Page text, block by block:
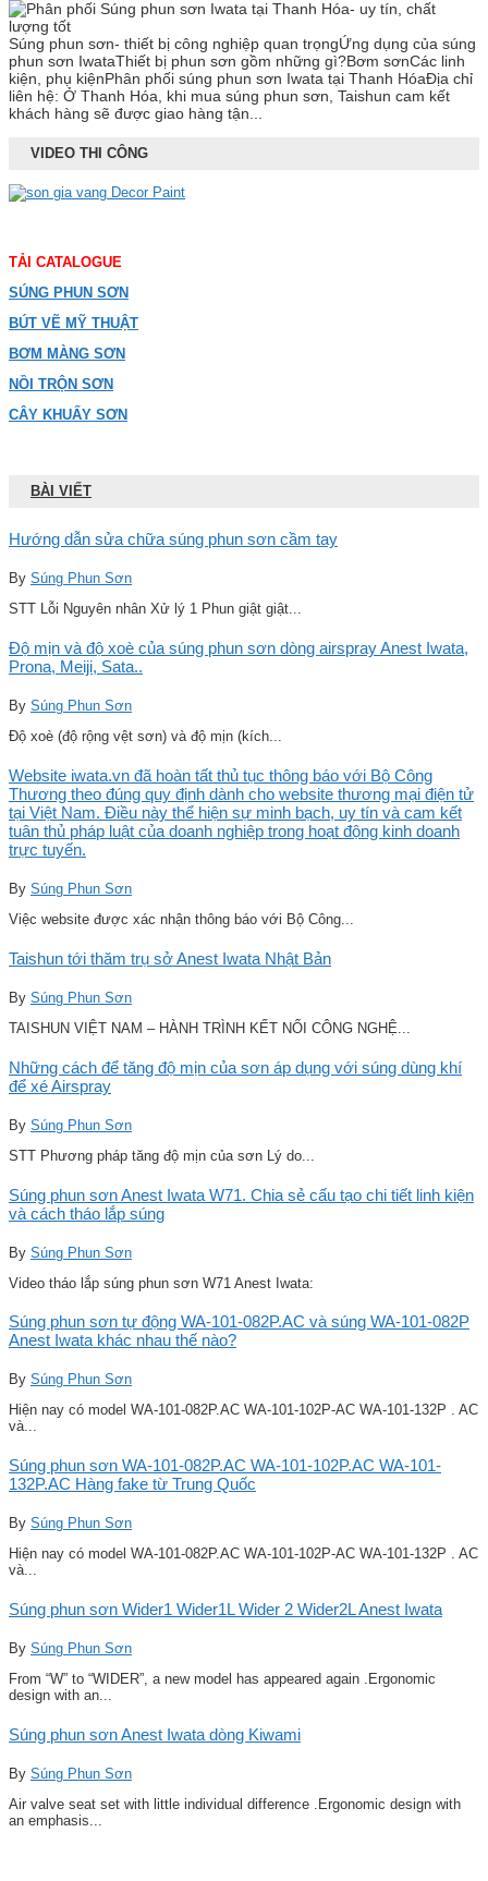
Súng phun sơn- thiết bị công nghiệp quan trọngỨng dụng của súng
phun sơn IwataThiết bị phun sơn gồm những gì?Bơm sơnCác linh
kiện, phụ kiệnPhân phối súng phun sơn Iwata tại Thanh HóaĐịa chỉ
liên hệ: Ở Thanh Hóa, khi mua súng phun sơn, Taishun cam kết
khách hàng sẽ được giao hàng tận...
VIDEO THI CÔNG
TẢI CATALOGUE
SÚNG PHUN SƠN
BÚT VẼ MỸ THUẬT
BƠM MÀNG SƠN
NỒI TRỘN SƠN
CÂY KHUẤY SƠN
BÀI VIẾT
Hướng dẫn sửa chữa súng phun sơn cầm tay
By Súng Phun Sơn
STT Lỗi Nguyên nhân Xử lý 1 Phun giật giật...
Độ mịn và độ xoè của súng phun sơn dòng airspray Anest Iwata,
Prona, Meiji, Sata..
By Súng Phun Sơn
Độ xoè (độ rộng vệt sơn) và độ mịn (kích...
Website iwata.vn đã hoàn tất thủ tục thông báo với Bộ Công
Thương theo đúng quy định dành cho website thương mại điện tử
tại Việt Nam. Điều này thể hiện sự minh bạch, uy tín và cam kết
tuân thủ pháp luật của doanh nghiệp trong hoạt động kinh doanh
trực tuyến.
By Súng Phun Sơn
Việc website được xác nhận thông báo với Bộ Công...
Taishun tới thăm trụ sở Anest Iwata Nhật Bản
By Súng Phun Sơn
TAISHUN VIỆT NAM – HÀNH TRÌNH KẾT NỐI CÔNG NGHỆ...
Những cách để tăng độ mịn của sơn áp dụng với súng dùng khí
để xé Airspray
By Súng Phun Sơn
STT Phương pháp tăng độ mịn của sơn Lý do...
Súng phun sơn Anest Iwata W71. Chia sẻ cấu tạo chi tiết linh kiện
và cách tháo lắp súng
By Súng Phun Sơn
Video tháo lắp súng phun sơn W71 Anest Iwata:
Súng phun sơn tự động WA-101-082P.AC và súng WA-101-082P
Anest Iwata khác nhau thế nào?
By Súng Phun Sơn
Hiện nay có model WA-101-082P.AC WA-101-102P-AC WA-101-132P . AC
và...
Súng phun sơn WA-101-082P.AC WA-101-102P.AC WA-101-
132P.AC Hàng fake từ Trung Quốc
By Súng Phun Sơn
Hiện nay có model WA-101-082P.AC WA-101-102P-AC WA-101-132P . AC
và...
Súng phun sơn Wider1 Wider1L Wider 2 Wider2L Anest Iwata
By Súng Phun Sơn
From “W” to “WIDER”, a new model has appeared again .Ergonomic
design with an...
Súng phun sơn Anest Iwata dòng Kiwami
By Súng Phun Sơn
Air valve seat set with little individual difference .Ergonomic design with
an emphasis...